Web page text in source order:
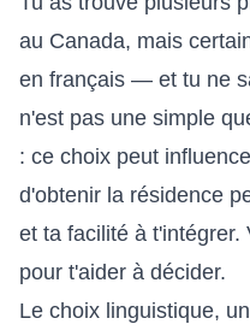
au Canada, mais
en français — et tu ne
n'est pas une simple
: ce choix peut
d'obtenir la résidence
et ta facilité à t'intégrer.
pour t'aider à décider.
Le choix linguistique,